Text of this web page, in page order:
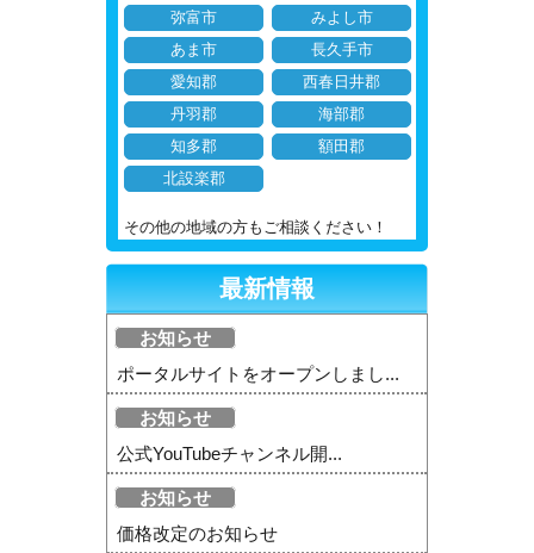
弥富市
みよし市
あま市
長久手市
愛知郡
西春日井郡
丹羽郡
海部郡
知多郡
額田郡
北設楽郡
その他の地域の方もご相談ください！
最新情報
お知らせ
ポータルサイトをオープンしまし...
お知らせ
公式YouTubeチャンネル開...
お知らせ
価格改定のお知らせ